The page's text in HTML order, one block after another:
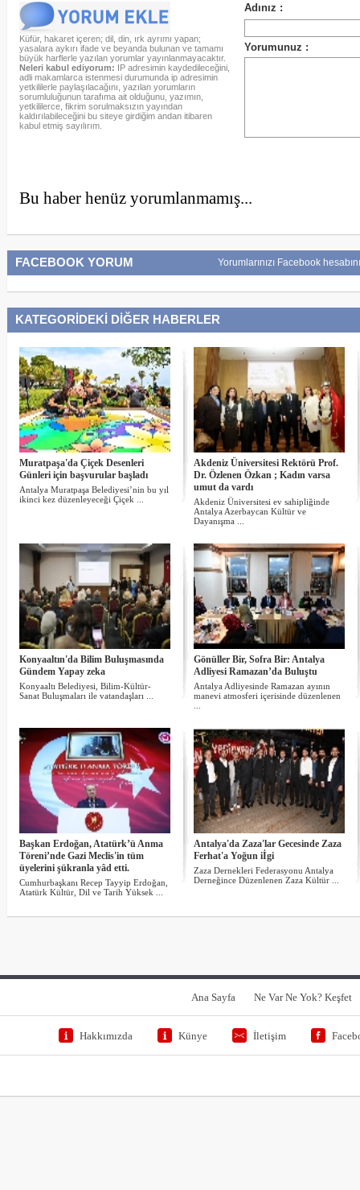
Küfür, hakaret içeren; dil, din, ırk ayrımı yapan;
yasalara aykırı ifade ve beyanda bulunan ve tamamı
büyük harflerle yazılan yorumlar yayınlanmayacaktır.
Neleri kabul ediyorum: IP adresimin kaydedileceğini,
adli makamlarca istenmesi durumunda ip adresimin
yetkililerle paylaşılacağını, yazılan yorumların
sorumluluğunun tarafıma ait olduğunu, yazımın,
yetkililerce, fikrim sorulmaksızın yayından
kaldırılabileceğini bu siteye girdiğim andan itibaren
kabul etmiş sayılırım.
Bu haber henüz yorumlanmamış...
FACEBOOK YORUM Yorumlarınızı Facebook
KATEGORİDEKİ DİĞER HABERLER
Muratpaşa'da Çiçek Desenleri
Günleri için başvurular başladı
Antalya Muratpaşa Belediyesi’nin bu yıl
ikinci kez düzenleyeceği Çiçek ...
Akdeniz Üniversitesi Rektörü Prof.
Dr. Özlenen Özkan ; Kadın varsa
umut da vardı
Akdeniz Üniversitesi ev sahipliğinde
Antalya Azerbaycan Kültür ve
Dayanışma ...
Konyaaltın'da Bilim Buluşmasında
Gündem Yapay zeka
Konyaaltı Belediyesi, Bilim-Kültür-
Sanat Buluşmaları ile vatandaşları ...
Gönüller Bir, Sofra Bir: Antalya
Adliyesi Ramazan’da Buluştu
Antalya Adliyesinde Ramazan ayının
manevi atmosferi içerisinde düzenlenen
Başkan Erdoğan, Atatürk’ü Anma
Töreni’nde Gazi Meclis'in tüm
üyelerini şükranla yâd etti.
Cumhurbaşkanı Recep Tayyip Erdoğan,
Atatürk Kültür, Dil ve Tarih Yüksek ...
Antalya'da Zaza'lar Gecesinde Zaza
Ferhat'a Yoğun iİgi
Zaza Dernekleri Federasyonu Antalya
Derneğince Düzenlenen Zaza Kültür ...
Ana Sayfa Ne Var Ne Yok? Keşfet
Hakkımızda Künye İletişim